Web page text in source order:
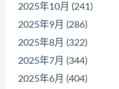
2025年10月 (241)
2025年9月 (286)
2025年8月 (322)
2025年7月 (344)
2025年6月 (404)